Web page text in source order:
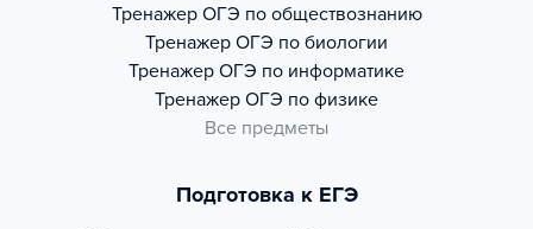
Тренажер ОГЭ по обществознанию
Тренажер ОГЭ по биологии
Тренажер ОГЭ по информатике
Тренажер ОГЭ по физике
Все предметы
Подготовка к ЕГЭ